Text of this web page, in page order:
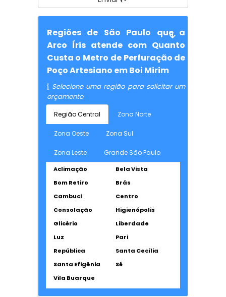
Regiões de São Paulo que a
Arco Íris atende com Quanto
Custa o Metro de Perfuração de
Poço Artesiano em Boi Mirim
Selecione uma região para solicitar um
orçamento
Região Central Zona Norte
Zona Oeste Zona Sul
Zona Leste Grande São Paulo
Aclimação
Bela Vista
Bom Retiro
Brás
Cambuci
Centro
Consolação
Higienópolis
Glicério
Liberdade
Luz
Pari
República
Santa Cecília
Santa Efigênia
Sé
Vila Buarque